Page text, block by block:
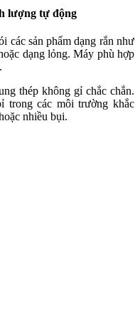
lượng tự động
các sản phẩm dạng rắn như
dạng lỏng. Máy phù hợp
thép không gỉ chắc chắn.
trong các môi trường khắc
nhiều bụi.